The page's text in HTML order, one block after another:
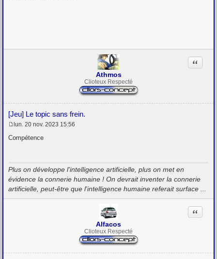
Athmos
Clioteux Respecté
[Jeu] Le topic sans frein.
Citation
e
g
e
lun. 20 nov. 2023 15:56
Compétence
Plus on développe l'intelligence artificielle, plus on met en
évidence la connerie humaine ! On devrait inventer la connerie
artificielle, peut-être que l'intelligence humaine referait surface ...
Alfacos
Clioteux Respecté
Citation